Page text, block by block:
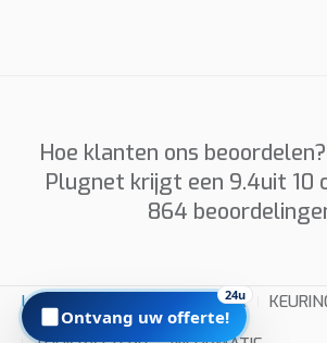
Ontvang uw offerte!
24u
Ik ga akkoord dat Plugnet mij mag
aanvraag.
Prijzen zijn indicatief en afhankelijk van
situatie. Offerte = vrijblijvend.
Hoe klanten ons
Plugnet krijgt een 9.4uit 10
864
LAADPALEN INSTALLATEUR